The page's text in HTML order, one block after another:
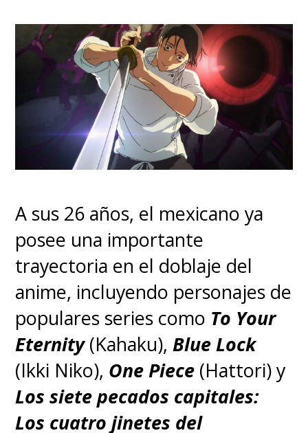
A sus 26 años, el mexicano ya
posee una importante
trayectoria en el doblaje del
anime, incluyendo personajes de
populares series como To Your
Eternity(Kahaku),Blue Lock
(Ikki Niko), One Piece (Hattori) y
Los siete pecados capitales:
Los cuatro jinetes del